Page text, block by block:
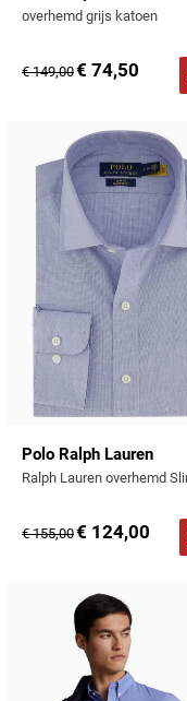
overhemd grijs katoen
€ 149,00€ 74,50
Polo Ralph Lauren
€ 155,00€ 124,00